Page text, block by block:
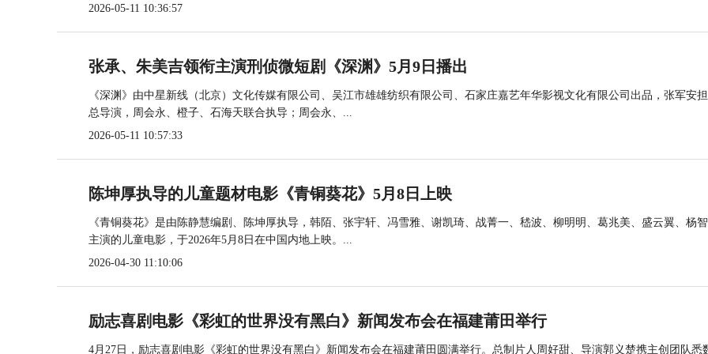
2026-05-11 10:36:57
张承、朱美吉领衔主演刑侦微短剧《深渊》5月9日播出
《深渊》由中星新线（北京）文化传媒有限公司、吴江市雄雄纺织有限公司、石家庄嘉艺年华影视文化有限公司出品，张军安
总导演，周会永、橙子、石海天联合执导；周会永、...
2026-05-11 10:57:33
陈坤厚执导的儿童题材电影《青铜葵花》5月8日上映
《青铜葵花》是由陈静慧编剧、陈坤厚执导，韩陌、张宇轩、冯雪雅、谢凯琦、战菁一、嵇波、柳明明、葛兆美、盛云翼、杨
主演的儿童电影，于2026年5月8日在中国内地上映。...
2026-04-30 11:10:06
励志喜剧电影《彩虹的世界没有黑白》新闻发布会在福建莆田举行
4月27日，励志喜剧电影《彩虹的世界没有黑白》新闻发布会在福建莆田圆满举行。总制片人周好甜、导演郭义楚携主创团队悉